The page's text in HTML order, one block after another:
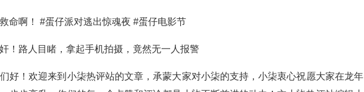
啊！ #蛋仔派对逃出惊魂夜 #蛋仔电影节
路人目睹，拿起手机拍摄，竟然无一人报警
！欢迎来到小柒热评站的文章，承蒙大家对小柒的支持，小柒衷心祝愿大家在龙年